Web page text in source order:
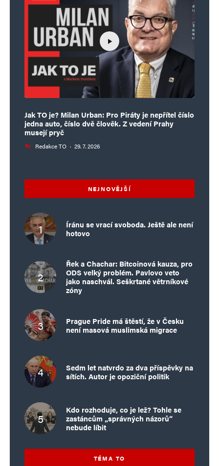
Jak TO je? Milan Urban: Pro Piráty je nepřítel číslo
jedna auto, číslo dvě člověk. Z vedení Prahy
musejí pryč
Redakce TO · 29. 7. 2026
NEJNOVĚJŠÍ
Íránu se vrací svoboda. Ještě ale není
hotovo
Řek a Chachar: Bitcoinová kauza, pro
ODS velký problém. Pavlovo veto
jako naschvál. Seškrtané větrníkové
zóny
Prague Pride má štěstí, že v Česku
není masová muslimská migrace
Sedm let natvrdo za dva příspěvky na
sítích. Autor je opoziční politik
Kdo rozhoduje, co je lež? Tohle se
zastáncům „správných názorů“
nebude líbit
TÉMA TO